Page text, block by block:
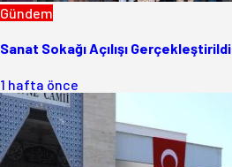
Gündem
Sanat Sokağı Açılışı Gerçekleştirildi
1 hafta önce